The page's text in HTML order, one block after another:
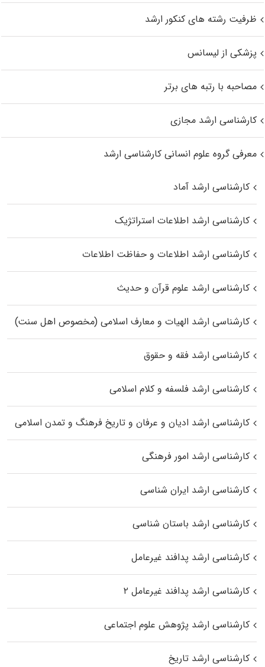
ظرفیت رشته های کنکور ارشد
پزشکی از لیسانس
مصاحبه با رتبه های برتر
کارشناسی ارشد مجازی
معرفی گروه علوم انسانی کارشناسی ارشد
کارشناسی ارشد آماد
کارشناسی ارشد اطلاعات استراتژیک
کارشناسی ارشد اطلاعات و حفاظت اطلاعات
کارشناسی ارشد علوم قرآن و حدیث
کارشناسی ارشد الهیات و معارف اسلامی (مخصوص اهل سنت)
کارشناسی ارشد فقه و حقوق
کارشناسی ارشد فلسفه و کلام اسلامی
کارشناسی ارشد ادیان و عرفان و تاریخ فرهنگ و تمدن اسلامی
کارشناسی ارشد امور فرهنگی
کارشناسی ارشد ایران شناسی
کارشناسی ارشد باستان شناسی
کارشناسی ارشد پدافند غیرعامل
کارشناسی ارشد پدافند غیرعامل ۲
کارشناسی ارشد پژوهش علوم اجتماعی
کارشناسی ارشد تاریخ